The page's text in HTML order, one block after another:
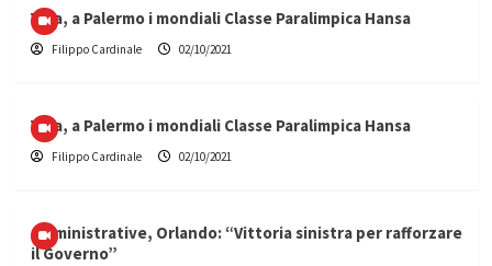
Vela, a Palermo i mondiali Classe Paralimpica Hansa
Filippo Cardinale 02/10/2021
Vela, a Palermo i mondiali Classe Paralimpica Hansa
Filippo Cardinale 02/10/2021
Amministrative, Orlando: “Vittoria sinistra per rafforzare
il Governo”